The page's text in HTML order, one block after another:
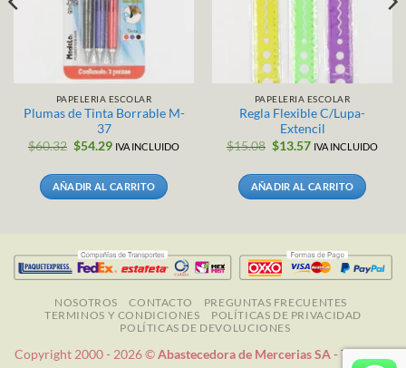
PAPELERIA ESCOLAR
Plumas de Tinta Borrable M-
37
$60.32 El
era:
$60.32.
$54.29El
es:
$54.29.
IVA INCLUIDO
AÑADIR AL CARRITO
PAPELERIA ESCOLAR
Regla Flexible C/Lupa-
Extencil
$15.08 El
era:
$15.08.
$13.57El
es:
$13.57.
IVA INCLUIDO
AÑADIR AL CARRITO
NOSOTROS CONTACTO
PREGUNTAS FRECUENTES
TERMINOS Y CONDICIONES
POLÍTICAS DE PRIVACIDAD
POLÍTICAS DE DEVOLUCIONES
Copyright 2000 - 2026 ©Abastecedora de Mercerias SA -Todos los